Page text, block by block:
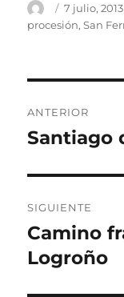
Autor
Publicado
el
7 julio, 2013
procesión,San
de
ANTERIOR
Entrada
Santiago
SIGUIENTE
Entrada
siguiente:
Camino
Logroño